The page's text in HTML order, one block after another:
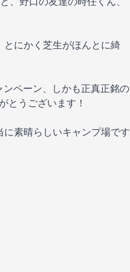
にかく芝生がほんとに綺
ペーン、しかも正真正銘の
とうございます！
素晴らしいキャンプ場です